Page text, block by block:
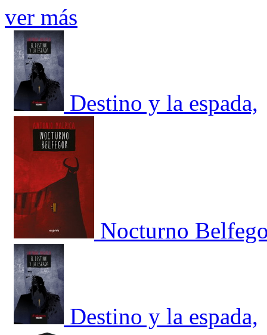
ver más
Destino y la espada,
Nocturno
Destino y la espada,